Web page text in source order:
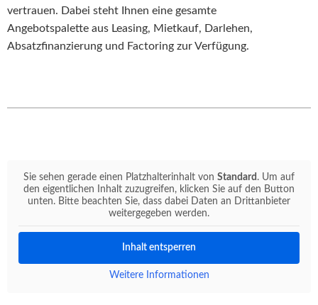
vertrauen. Dabei steht Ihnen eine gesamte
Angebotspalette aus Leasing, Mietkauf, Darlehen,
Absatzfinanzierung und Factoring zur Verfügung.
Sie sehen gerade einen Platzhalterinhalt von Standard . Um auf
den eigentlichen Inhalt zuzugreifen, klicken Sie auf den Button
unten. Bitte beachten Sie, dass dabei Daten an Drittanbieter
weitergegeben werden.
Inhalt entsperren
Weitere Informationen